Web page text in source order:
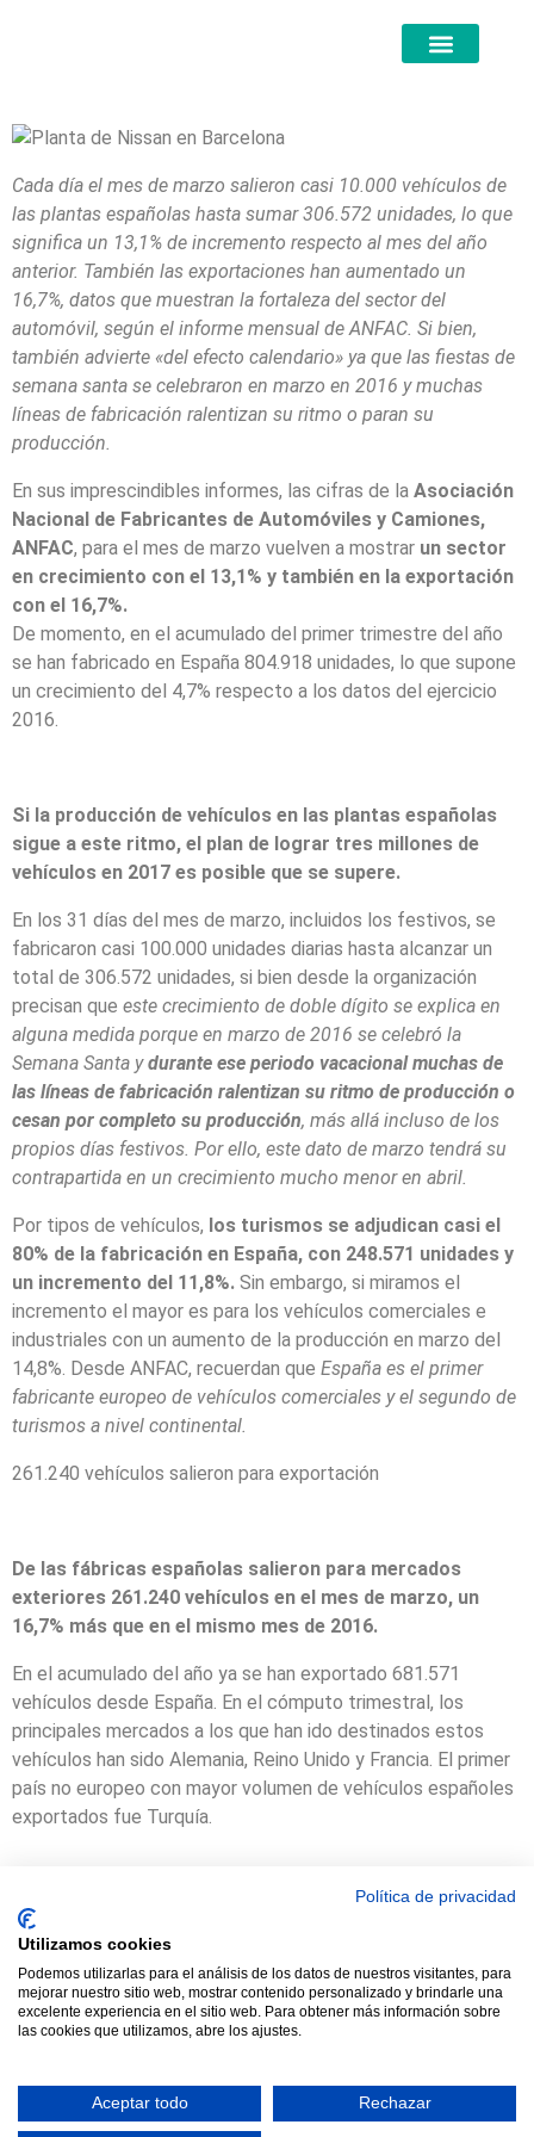
Cada día el mes de marzo salieron casi 10.000 vehículos de
las plantas españolas hasta sumar 306.572 unidades, lo que
significa un 13,1% de incremento respecto al mes del año
anterior. También las exportaciones han aumentado un
16,7%, datos que muestran la fortaleza del sector del
automóvil, según el informe mensual de ANFAC. Si bien,
también advierte «del efecto calendario» ya que las fiestas de
semana santa se celebraron en marzo en 2016 y muchas
líneas de fabricación ralentizan su ritmo o paran su
producción.
En sus imprescindibles informes, las cifras de la Asociación
Nacional de Fabricantes de Automóviles y Camiones,
ANFAC, para el mes de marzo vuelven a mostrar un sector
en crecimiento con el 13,1% y también en la exportación
con el 16,7%.
De momento, en el acumulado del primer trimestre del año
se han fabricado en España 804.918 unidades, lo que supone
un crecimiento del 4,7% respecto a los datos del ejercicio
2016.
Si la producción de vehículos en las plantas españolas
sigue a este ritmo, el plan de lograr tres millones de
vehículos en 2017 es posible que se supere.
En los 31 días del mes de marzo, incluidos los festivos, se
fabricaron casi 100.000 unidades diarias hasta alcanzar un
total de 306.572 unidades, si bien desde la organización
precisan que este crecimiento de doble dígito se explica en
alguna medida porque en marzo de 2016 se celebró la
Semana Santa ydurante ese periodo vacacional muchas de
las líneas de fabricación ralentizan su ritmo de producción o
cesan por completo su producción, más allá incluso de los
propios días festivos. Por ello, este dato de marzo tendrá su
contrapartida en un crecimiento mucho menor en abril.
Por tipos de vehículos, los turismos se adjudican casi el
80% de la fabricación en España, con 248.571 unidades y
un incremento del 11,8%. Sin embargo, si miramos el
incremento el mayor es para los vehículos comerciales e
industriales con un aumento de la producción en marzo del
14,8%. Desde ANFAC, recuerdan que España es el primer
fabricante europeo de vehículos comerciales y el segundo de
turismos a nivel continental.
261.240 vehículos salieron para exportación
De las fábricas españolas salieron para mercados
exteriores 261.240 vehículos en el mes de marzo, un
16,7% más que en el mismo mes de 2016.
En el acumulado del año ya se han exportado 681.571
vehículos desde España. En el cómputo trimestral, los
principales mercados a los que han ido destinados estos
vehículos han sido Alemania, Reino Unido y Francia. El primer
país no europeo con mayor volumen de vehículos españoles
exportados fue Turquía.
© 2021 TODOS LOS DERECHOS RESERVADOS ASTRACAN - Web
diseñada por sucursalvirtual
Política de privacidad
Utilizamos cookies
Podemos utilizarlas para el análisis de los datos de nuestros visitantes, para
mejorar nuestro sitio web, mostrar contenido personalizado y brindarle una
excelente experiencia en el sitio web. Para obtener más información sobre
las cookies que utilizamos, abre los ajustes.
Aceptar todo Rechazar